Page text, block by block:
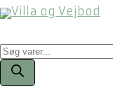
Products
search